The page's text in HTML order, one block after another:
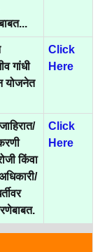
गांधी
योजनेत
Click
Here
किंवा
Click
Here